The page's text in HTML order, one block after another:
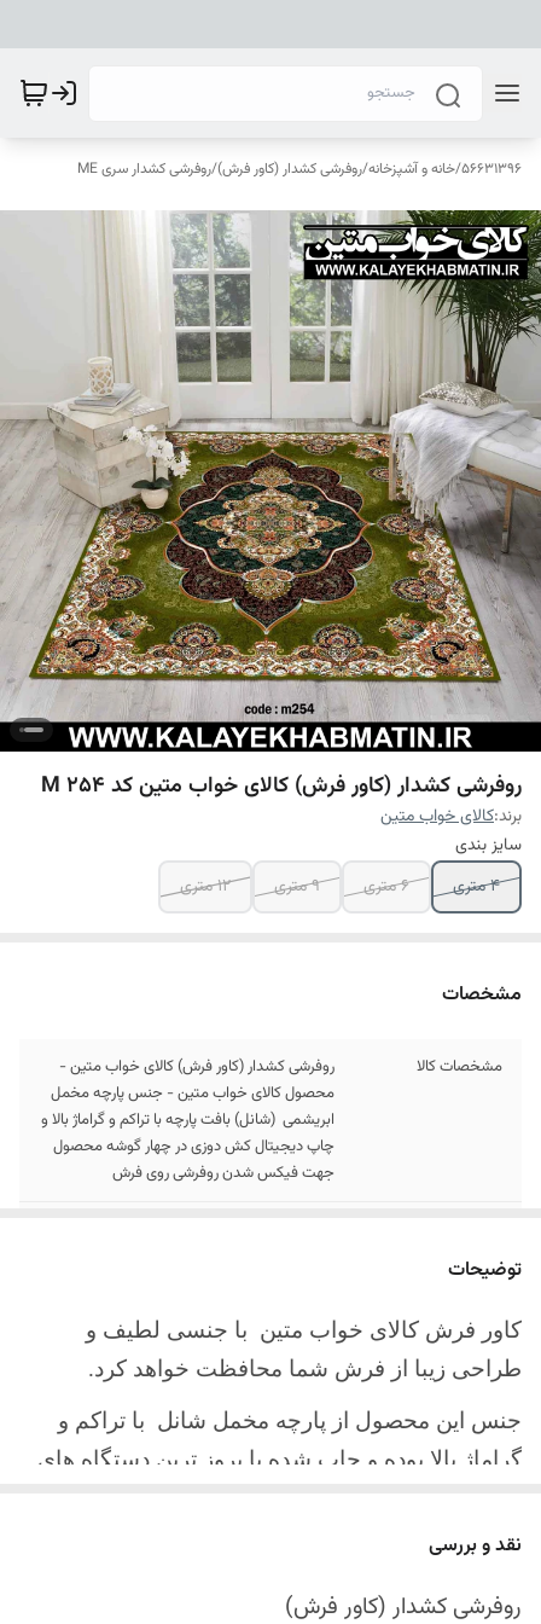
56631396
/خانه و آشپزخانه/روفرشی کشدار (کاور فرش)/روفرشی کشدار سری ME
روفرشی کشدار (کاور فرش) کالای خواب متین کد M 254
برند:کالای خواب متین
سایز بندی
4 متری
6 متری 9 متری 12 متری
مشخصات
مشخصات کالا
روفرشی کشدار (کاور فرش) کالای خواب متین -
محصول کالای خواب متین - جنس پارچه مخمل
ابریشمی (شانل) بافت پارچه با تراکم و گراماژ بالا و
چاپ دیجیتال کش دوزی در چهار گوشه محصول
جهت فیکس شدن روفرشی روی فرش
ارسال کالا
آینده
توضیحات
کاور فرش کالای خواب متین با جنسی لطیف و
طراحی زیبا از فرش شما محافظت خواهد کرد.
جنس این محصول از پارچه مخمل شانل با تراکم و
گراماژ بالا بوده و چاپ شده با بروز ترین دستگاه های
چهار گوشه این محصول با کش باکیفیت دوخته‌شده
نقد و بررسی
روفرشی کشدار (کاور فرش)